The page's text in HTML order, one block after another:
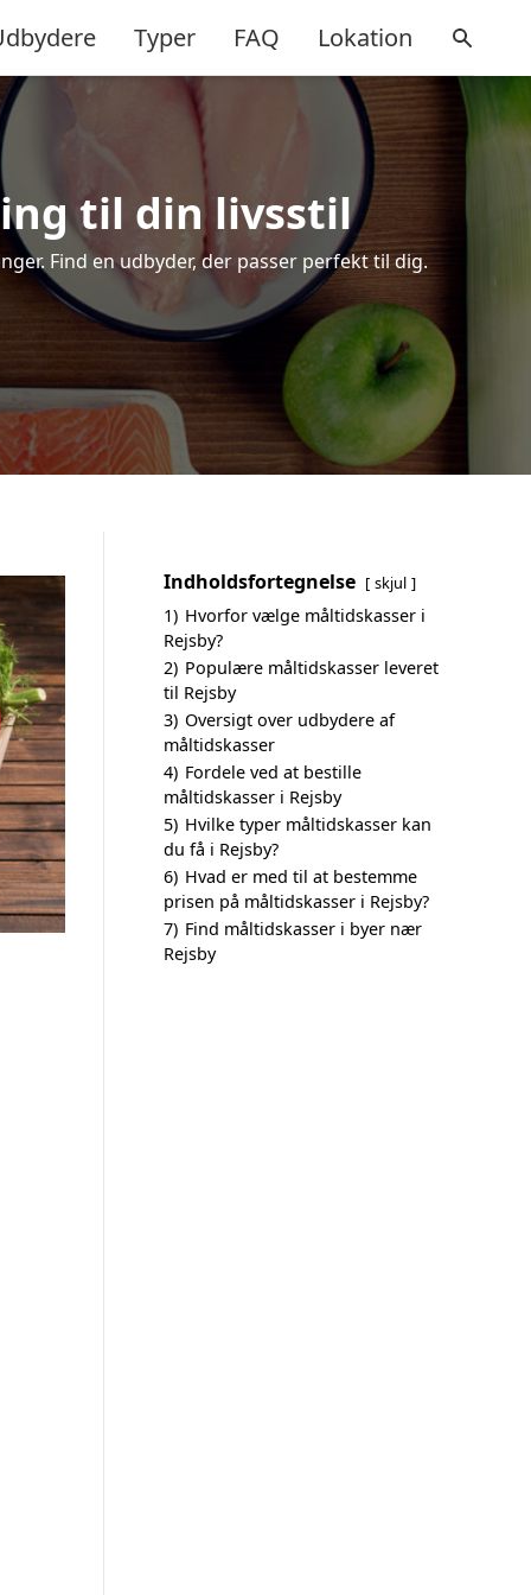
Typer FAQ Lokation
til din livsstil
Find en udbyder, der passer perfekt til dig.
Indholdsfortegnelse skjul
1) Hvorfor vælge måltidskasser i
Rejsby?
2) Populære måltidskasser leveret
til Rejsby
3) Oversigt over udbydere af
måltidskasser
4) Fordele ved at bestille
måltidskasser i Rejsby
5) Hvilke typer måltidskasser kan
du få i Rejsby?
6) Hvad er med til at bestemme
prisen på måltidskasser i Rejsby?
7) Find måltidskasser i byer nær
Rejsby